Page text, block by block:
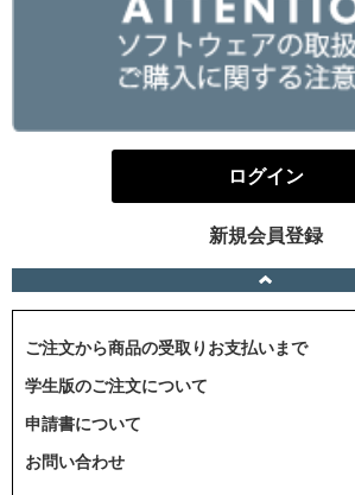
ログイン
新規会員登録
ご注文から商品の受取りお支払いまで
学生版のご注文について
申請書について
お問い合わせ